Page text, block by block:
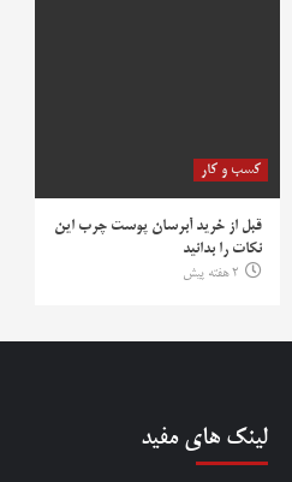
کسب و کار
قبل از خرید آبرسان پوست چرب این
نکات را بدانید
2 هفته پیش
لینک های مفید